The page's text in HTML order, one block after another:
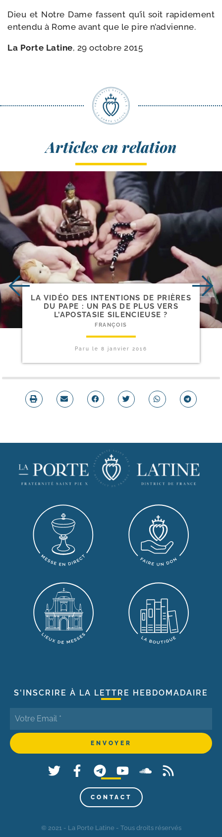
Dieu et Notre Dame fassent qu’il soit rapi­de­ment
enten­du à Rome avant que le pire n’advienne.
La Porte Latine, 29 octobre 2015
Articles en relation
LA VIDÉO DES INTENTIONS DE PRIÈRES
DU PAPE : UN PAS DE PLUS VERS
L’APOSTASIE SILENCIEUSE ?
FRANÇOIS
Paru le 8 janvier 2016
S'INSCRIRE À LA LETTRE HEBDOMADAIRE
CONTACT
© 2021 - La Porte Latine - Tous droits réservés